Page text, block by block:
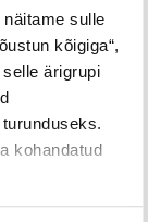
sulle
kõigiga“,
ärigrupi
kohandatud
noortele